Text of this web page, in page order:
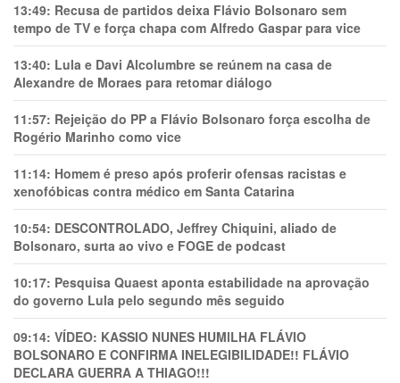
13:49: Recusa de partidos deixa Flávio Bolsonaro sem
tempo de TV e força chapa com Alfredo Gaspar para vice
13:40: Lula e Davi Alcolumbre se reúnem na casa de
Alexandre de Moraes para retomar diálogo
11:57: Rejeição do PP a Flávio Bolsonaro força escolha de
Rogério Marinho como vice
11:14: Homem é preso após proferir ofensas racistas e
xenofóbicas contra médico em Santa Catarina
10:54: DESCONTROLADO, Jeffrey Chiquini, aliado de
Bolsonaro, surta ao vivo e FOGE de podcast
10:17: Pesquisa Quaest aponta estabilidade na aprovação
do governo Lula pelo segundo mês seguido
09:14: VÍDEO: KASSIO NUNES HUMlLHA FLÁVIO
BOLSONARO E CONFIRMA INELEGIBILIDADE!! FLÁVIO
DECLARA GUERRA A THIAGO!!!